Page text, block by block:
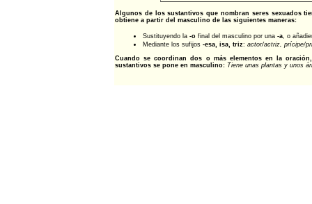
Algunos de los sustantivos que nombran seres sexuados
obtiene a partir del masculino de las siguientes maneras:
Sustituyendo la -o final del masculino por una -a , o
Mediante los sufijos -esa, isa, triz: actor/actriz, prícipe/
Cuando se coordinan dos o más elementos en la
sustantivos se pone en masculino: Tiene unas plantas y unos